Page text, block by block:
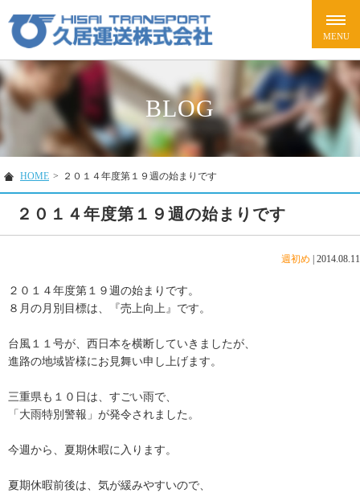
BLOG
HOME > ２０１４年度第１９週の始まりです
２０１４年度第１９週の始まりです
週初め 2014.08.11
２０１４年度第１９週の始まりです。
８月の月別目標は、『売上向上』です。
台風１１号が、西日本を横断していきましたが、
進路の地域皆様にお見舞い申し上げます。
三重県も１０日は、すごい雨で、
「大雨特別警報」が発令されました。
今週から、夏期休暇に入ります。
夏期休暇前後は、気が緩みやすいので、